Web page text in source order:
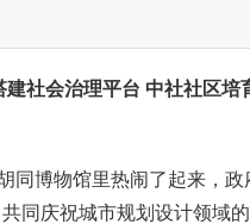
社会治理平台 中社社区
同博物馆里热闹了起来，
同庆祝城市规划设计领